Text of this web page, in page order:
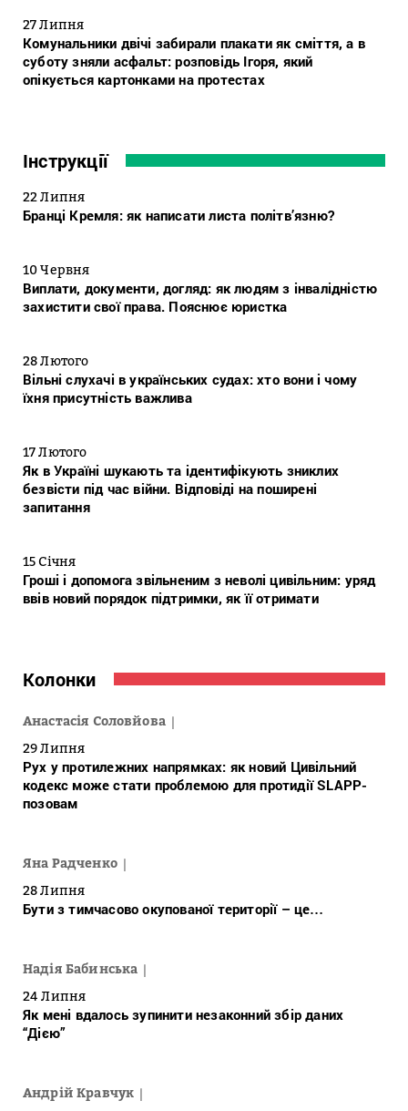
27 Липня
Комунальники двічі забирали плакати як сміття, а в
суботу зняли асфальт: розповідь Ігоря, який
опікується картонками на протестах
Інструкції
22 Липня
Бранці Кремля: як написати листа політв’язню?
10 Червня
Виплати, документи, догляд: як людям з інвалідністю
захистити свої права. Пояснює юристка
28 Лютого
Вільні слухачі в українських судах: хто вони і чому
їхня присутність важлива
17 Лютого
Як в Україні шукають та ідентифікують зниклих
безвісти під час війни. Відповіді на поширені
запитання
15 Січня
Гроші і допомога звільненим з неволі цивільним: уряд
ввів новий порядок підтримки, як її отримати
Колонки
Анастасія Соловйова
29 Липня
Рух у протилежних напрямках: як новий Цивільний
кодекс може стати проблемою для протидії SLAPP-
позовам
Яна Радченко
28 Липня
Бути з тимчасово окупованої території – це…
Надія Бабинська
24 Липня
Як мені вдалось зупинити незаконний збір даних
“Дією”
Андрій Кравчук